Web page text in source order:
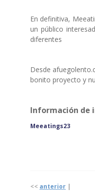
En definitiva,
un público
diferentes
Desde
bonito proyecto y
Información de
Meeatings23
<< anterior